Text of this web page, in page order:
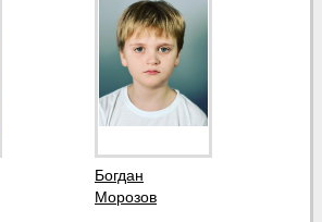
Богдан
Морозов